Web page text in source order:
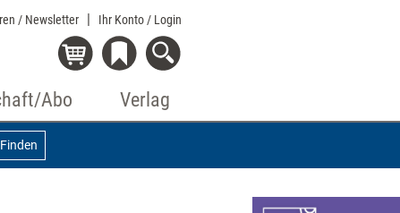
/ Newsletter Ihr Konto / Login
Abo Verlag
Finden